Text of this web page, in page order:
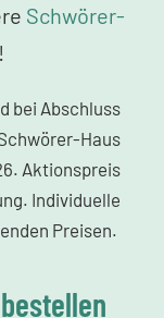
Schwörer-
bei Abschluss
Haus
Aktionspreis
Individuelle
Preisen.